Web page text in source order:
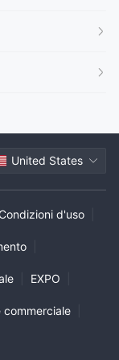
United States
Condizioni d'uso
EXPO
commerciale